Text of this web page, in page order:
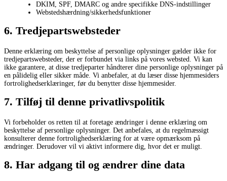
DKIM, SPF, DMARC og andre specifikke DNS-indstillinger
Webstedshærdning/sikkerhedsfunktioner
6. Tredjepartswebsteder
Denne erklæring om beskyttelse af personlige oplysninger gælder ikke for
tredjepartswebsteder, der er forbundet via links på vores websted. Vi kan
ikke garantere, at disse tredjeparter håndterer dine personlige oplysninger på
en pålidelig eller sikker måde. Vi anbefaler, at du læser disse hjemmesiders
fortrolighedserklæringer, før du benytter disse hjemmesider.
7. Tilføj til denne privatlivspolitik
Vi forbeholder os retten til at foretage ændringer i denne erklæring om
beskyttelse af personlige oplysninger. Det anbefales, at du regelmæssigt
konsulterer denne fortrolighedserklæring for at være opmærksom på
ændringer. Derudover vil vi aktivt informere dig, hvor det er muligt.
8. Har adgang til og ændrer dine data